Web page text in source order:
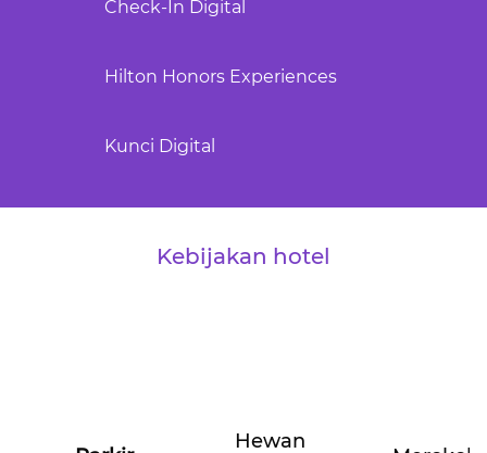
Check-In Digital
Hilton Honors Experiences
Kunci Digital
Kebijakan hotel
Hewan